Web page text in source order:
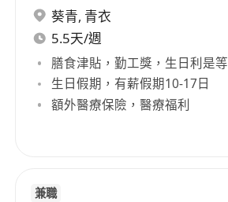
葵青, 青衣
5.5天/週
膳食津貼，勤工獎，生日利是等
生日假期，有薪假期10-17日
額外醫療保險，醫療福利
兼職